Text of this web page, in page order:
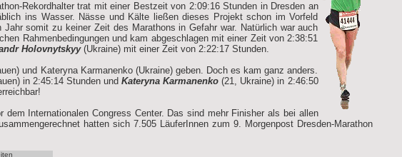
Rekordhalter trat mit einer Bestzeit von 2:09:16 Stunden in Dresden an
ins Wasser. Nässe und Kälte ließen dieses Projekt schon im Vorfeld
somit zu keiner Zeit des Marathons in Gefahr war. Natürlich war auch
Rahmenbedingungen und kam abgeschlagen mit einer Zeit von 2:38:51
Holovnytskyy(Ukraine) mit einer Zeit von 2:22:17 Stunden.
und Kateryna Karmanenko (Ukraine) geben. Doch es kam ganz anders.
in 2:45:14 Stunden undKateryna Karmanenko (21, Ukraine) in 2:46:50
Internationalen Congress Center. Das sind mehr Finisher als bei allen
hatten sich 7.505 LäuferInnen zum 9. Morgenpost Dresden-Marathon